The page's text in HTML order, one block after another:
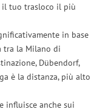
il tuo trasloco il più
in base
tra la Milano di
Dübendorf,
è la distanza, più alto
influisce anche sui